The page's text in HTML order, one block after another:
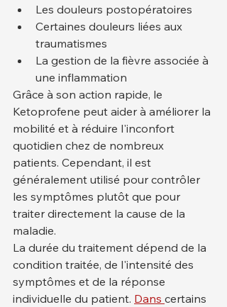
Les douleurs postopératoires
Certaines douleurs liées aux
traumatismes
La gestion de la fièvre associée à
une inflammation
Grâce à son action rapide, le
Ketoprofene peut aider à améliorer la
mobilité et à réduire l'inconfort
quotidien chez de nombreux
patients. Cependant, il est
généralement utilisé pour contrôler
les symptômes plutôt que pour
traiter directement la cause de la
maladie.
La durée du traitement dépend de la
condition traitée, de l'intensité des
symptômes et de la réponse
individuelle du patient. Dans certains